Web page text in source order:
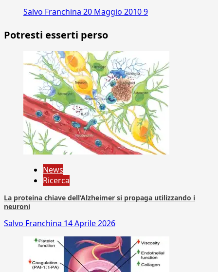
Salvo Franchina 20 Maggio 20109
Potresti esserti perso
News
Ricerca
La proteina chiave dell’Alzheimer si propaga utilizzando i
neuroni
Salvo Franchina 14 Aprile 2026